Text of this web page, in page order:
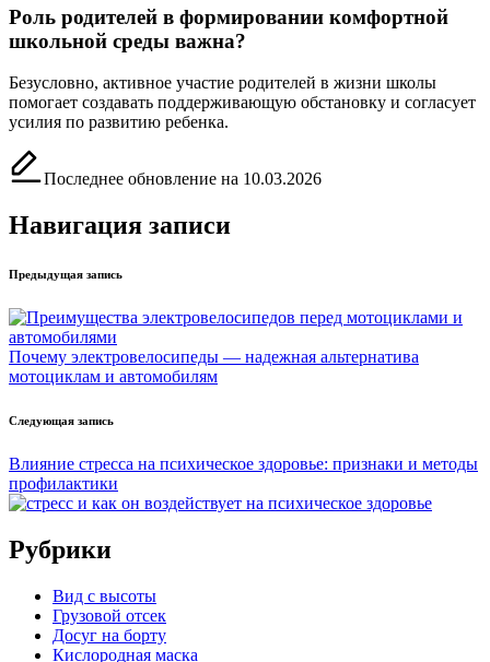
Роль родителей в формировании комфортной
школьной среды важна?
Безусловно, активное участие родителей в жизни школы
помогает создавать поддерживающую обстановку и согласует
усилия по развитию ребенка.
Последнее обновление на 10.03.2026
Навигация записи
Предыдущая запись
Почему электровелосипеды — надежная альтернатива
мотоциклам и автомобилям
Следующая запись
Влияние стресса на психическое здоровье: признаки и методы
профилактики
Рубрики
Вид с высоты
Грузовой отсек
Досуг на борту
Кислородная маска